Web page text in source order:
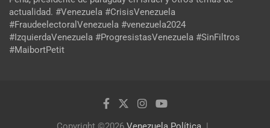
actualidad. #Venezuela #CrisisVenezuela
#FraudeelectoralVenezuela #venezuela2024
#IzquierdaVenezuela #ProgresistasVenezuela #SinFiltros
#MaibortPetit